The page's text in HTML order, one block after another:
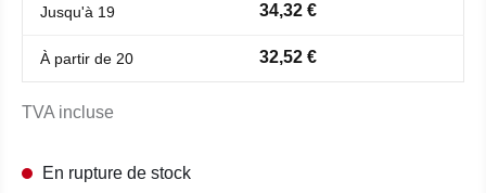
Jusqu'à 19 34,32 €
À partir de 20 32,52 €
TVA incluse
En rupture de stock